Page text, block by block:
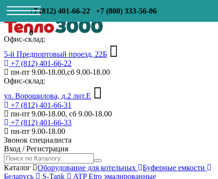
+7 (812) 401-66-22 +7 (800) 333-56-06
0
Офис-склад:
5-й Предпортовый проезд, 22Б
+7 (812) 401-66-22
пн-пт 9.00-18.00,сб 9.00-18.00
Офис-склад:
ул. Ворошилова, д.2 лит.Е
+7 (812) 401-66-31
пн-пт 9.00-18.00, сб 9.00-18.00
+7 (812) 401-66-33
пн-пт 9.00-18.00
Звонок специалиста
Вход /Регистрация
Каталог Оборудование для котельных
Буферные емкости
Беларусь
S-Tank ATP Etro эмалированные